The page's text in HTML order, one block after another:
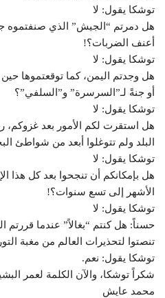
توشكا يقول: لا
هل دمرتم “الجيش” الذي صنفتموه
أعنف الضربات؟!
توشكا يقول: لا
هل وجدتم اليمن، كما توقعتموها
أو جنةً لـ”السرسرة” و”السلفي”؟
توشكا يقول: لا
هل استقرت لكم الأمور بعد غزوكم،
البلد ولم تتوغلوا أبعد من شواطئ
توشكا يقول: لا
هل بإمكانكم أن تنجحوا بعد كل هذا
الأشهر إلى تسع سنوات؟!
توشكا يقول: لا
حسناً: هل كنتم “بغالاً” عندما قررتم
تنصتوا لتحذيرات العالم من مغبة
توشكا يقول: نعم.
شكراً توشكا، والآن الكلمة لعمر
محمد عايش